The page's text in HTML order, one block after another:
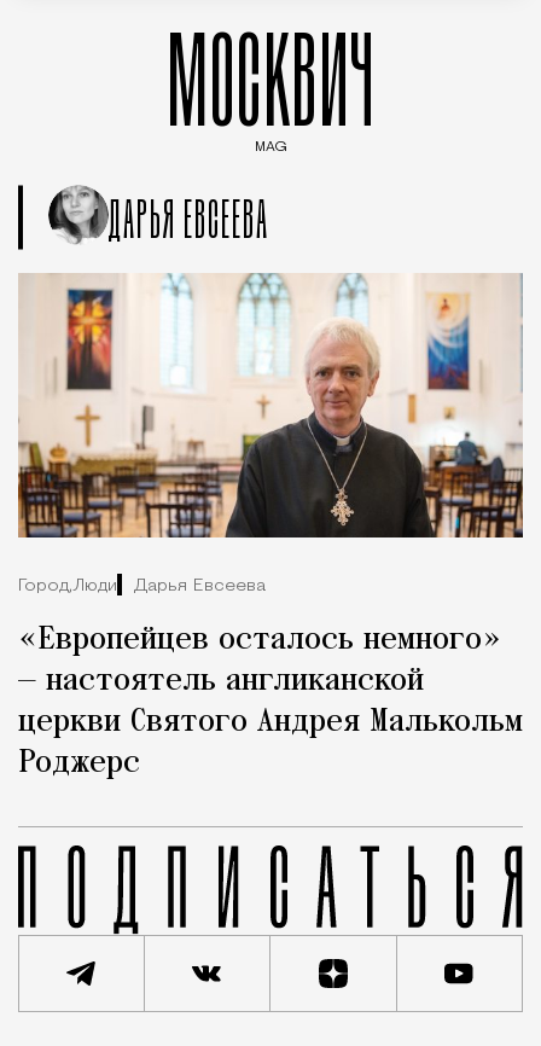
МОСКВИЧ
MAG
ДАРЬЯ ЕВСЕЕВА
Город,Люди Дарья Евсеева
«Европейцев осталось немного»
— настоятель англиканской
церкви Святого Андрея Малькольм
Роджерс